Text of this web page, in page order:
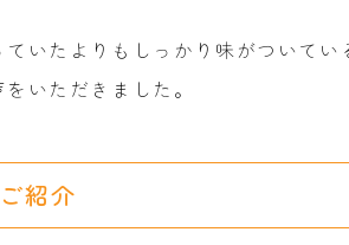
いたよりもしっかり味がついてい
いただきました。
紹介